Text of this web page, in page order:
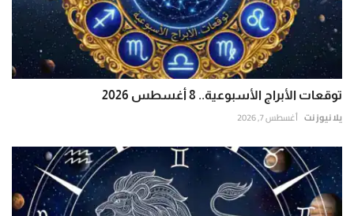
توقعات الأبراج الأسبوعية.. 8 أغسطس 2026
يلا نيوز نت أغسطس 7, 2026